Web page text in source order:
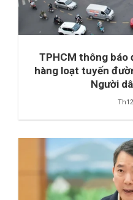
TPHCM thông
hàng loạt tuyến
Người